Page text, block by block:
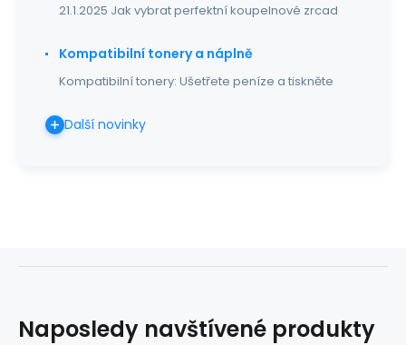
21.1.2025 Jak vybrat perfektní koupelnové zrcad
Kompatibilní tonery a náplně
Kompatibilní tonery: Ušetřete peníze a tiskněte
Další novinky
Naposledy navštívené produkty